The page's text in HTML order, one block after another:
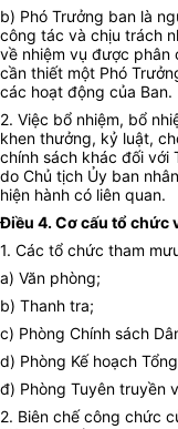
b) Phó Trưởng ban là
công tác và chịu trách
về nhiệm vụ được phân
cần thiết một Phó
các hoạt động của Ban.
2. Việc bổ nhiệm, bổ
khen thưởng, kỷ luật,
chính sách khác đối với
do Chủ tịch Ủy ban
hiện hành có liên quan.
Điều 4. Cơ cấu tổ chức
1. Các tổ chức tham
a) Văn phòng;
b) Thanh tra;
c) Phòng Chính sách
d) Phòng Kế hoạch
đ) Phòng Tuyên truyền
2. Biên chế công chức